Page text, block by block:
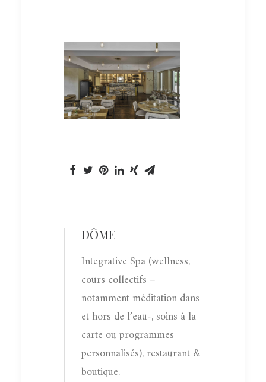
DÔME
Integrative Spa (wellness,
cours collectifs –
notamment méditation dans
et hors de l’eau-, soins à la
carte ou programmes
personnalisés), restaurant &
boutique.